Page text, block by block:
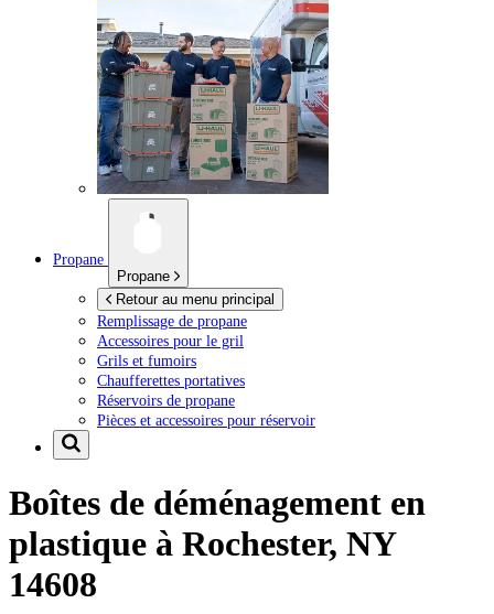
Propane
Propane
Retour au menu principal
Remplissage de propane
Accessoires pour le gril
Grils et fumoirs
Chaufferettes portatives
Réservoirs de propane
Pièces et accessoires pour réservoir
Boîtes de déménagement en
plastique à Rochester, NY
14608